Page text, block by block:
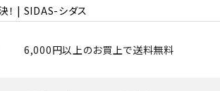
！ | SIDAS-シダス
6,000円以上のお買上で送料無料